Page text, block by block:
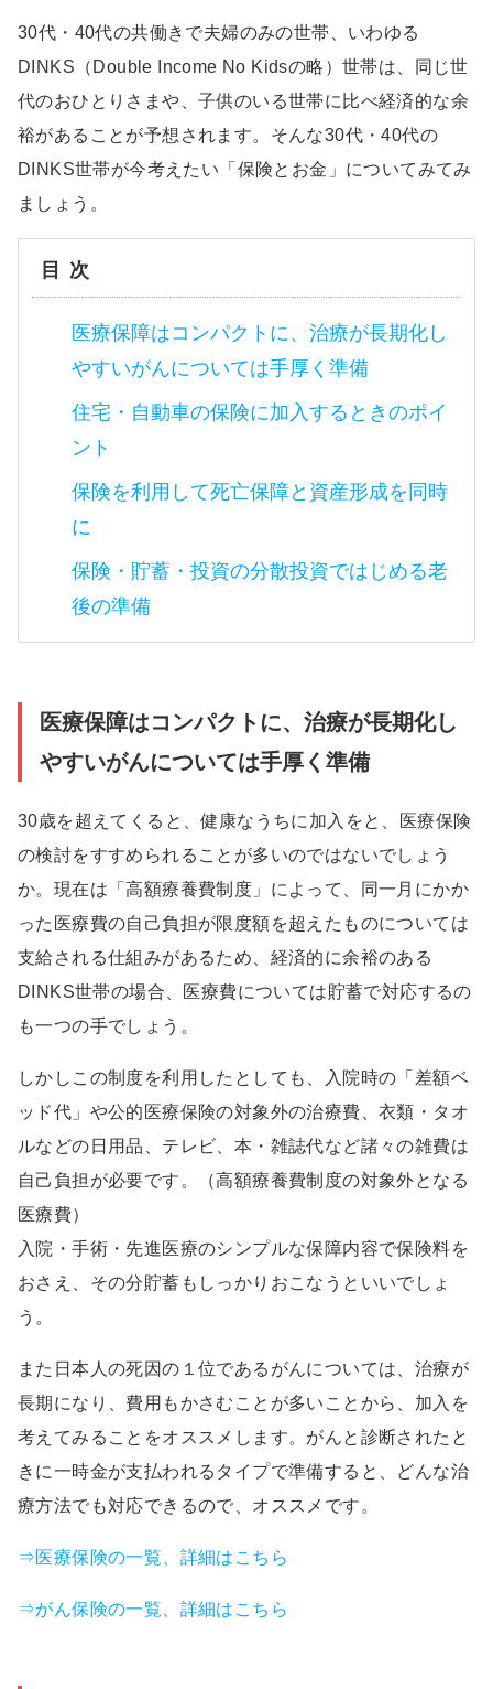
30代・40代の共働きで夫婦のみの世帯、いわゆる
DINKS（Double Income No Kidsの略）世帯は、同じ世
代のおひとりさまや、子供のいる世帯に比べ経済的な余
裕があることが予想されます。そんな30代・40代の
DINKS世帯が今考えたい「保険とお金」についてみてみ
ましょう。
目次
医療保障はコンパクトに、治療が長期化し
やすいがんについては手厚く準備
住宅・自動車の保険に加入するときのポイ
ント
保険を利用して死亡保障と資産形成を同時
に
保険・貯蓄・投資の分散投資ではじめる老
後の準備
医療保障はコンパクトに、治療が長期化し
やすいがんについては手厚く準備
30歳を超えてくると、健康なうちに加入をと、医療保険
の検討をすすめられることが多いのではないでしょう
か。現在は「高額療養費制度」によって、同一月にかか
った医療費の自己負担が限度額を超えたものについては
支給される仕組みがあるため、経済的に余裕のある
DINKS世帯の場合、医療費については貯蓄で対応するの
も一つの手でしょう。
しかしこの制度を利用したとしても、入院時の「差額ベ
ッド代」や公的医療保険の対象外の治療費、衣類・タオ
ルなどの日用品、テレビ、本・雑誌代など諸々の雑費は
自己負担が必要です。（高額療養費制度の対象外となる
医療費）
入院・手術・先進医療のシンプルな保障内容で保険料を
おさえ、その分貯蓄もしっかりおこなうといいでしょ
う。
また日本人の死因の１位であるがんについては、治療が
長期になり、費用もかさむことが多いことから、加入を
考えてみることをオススメします。がんと診断されたと
きに一時金が支払われるタイプで準備すると、どんな治
療方法でも対応できるので、オススメです。
⇒医療保険の一覧、詳細はこちら
⇒がん保険の一覧、詳細はこちら